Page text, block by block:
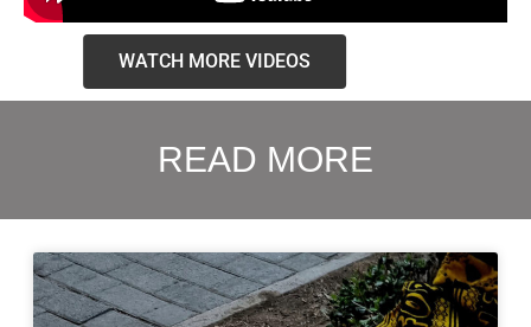
WATCH MORE VIDEOS
READ MORE